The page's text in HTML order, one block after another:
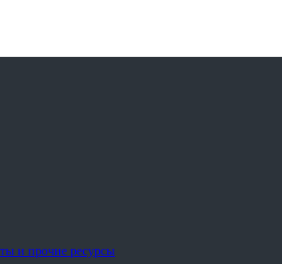
и прочие ресурсы